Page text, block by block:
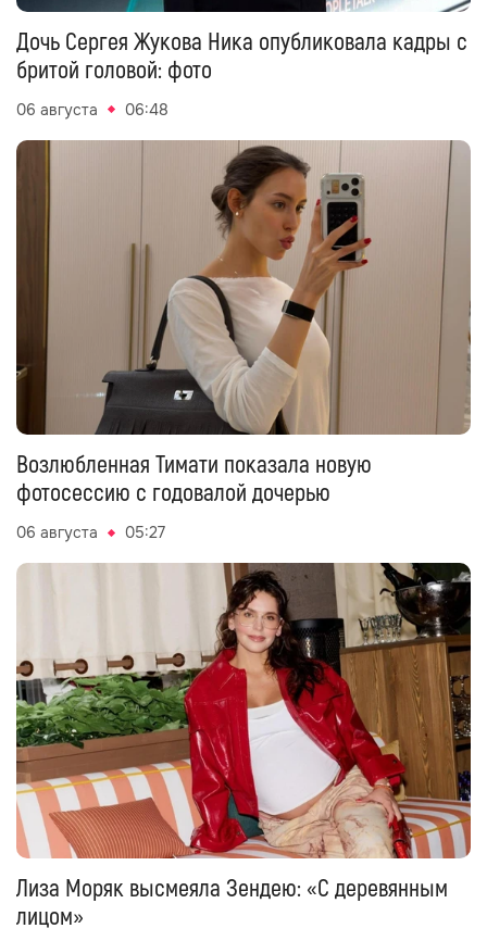
Дочь Сергея Жукова Ника опубликовала кадры с
бритой головой: фото
06 августа 06:48
Возлюбленная Тимати показала новую
фотосессию с годовалой дочерью
06 августа 05:27
Лиза Моряк высмеяла Зендею: «С деревянным
лицом»